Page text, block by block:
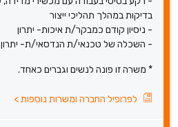
בדיקות במהלך תהליכי ייצור
- ניסיון קודם כמבקר/ת איכות- יתרון
- השכלה של טכנאי/ת הנדסאי/ת- יתרון
* משרה זו פונה לנשים וגברים כאחד.
לפרופיל החברה ומשרות נוספות>